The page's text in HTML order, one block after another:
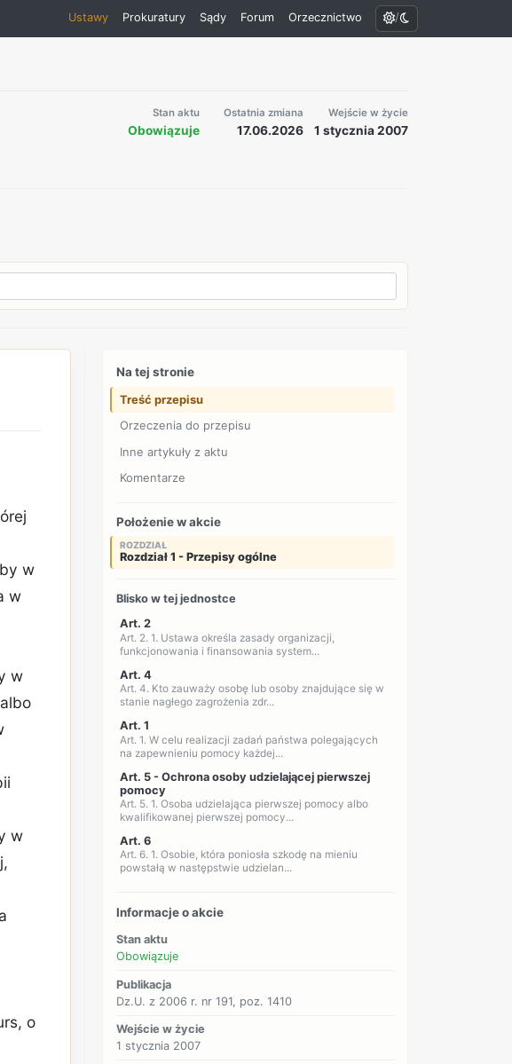
Ustawy Prokuratury Sądy Forum Orzecznictwo /
Stan aktu
Obowiązuje
Ostatnia zmiana
17.06.2026
Wejście w życie
1 stycznia 2007
w
w
w
w
o
Na tej stronie
Treść przepisu
Orzeczenia do przepisu
Inne artykuły z aktu
Komentarze
Położenie w akcie
ROZDZIAŁ
Rozdział 1 - Przepisy ogólne
Blisko w tej jednostce
Art. 2
Art. 2. 1. Ustawa określa zasady organizacji,
funkcjonowania i finansowania system...
Art. 4
Art. 4. Kto zauważy osobę lub osoby znajdujące się w
stanie nagłego zagrożenia zdr...
Art. 1
Art. 1. W celu realizacji zadań państwa polegających
na zapewnieniu pomocy każdej...
Art. 5 - Ochrona osoby udzielającej pierwszej
pomocy
Art. 5. 1. Osoba udzielająca pierwszej pomocy albo
kwalifikowanej pierwszej pomocy...
Art. 6
Art. 6. 1. Osobie, która poniosła szkodę na mieniu
powstałą w następstwie udzielan...
Informacje o akcie
Stan aktu
Obowiązuje
Publikacja
Dz.U. z 2006 r. nr 191, poz. 1410
Wejście w życie
1 stycznia 2007